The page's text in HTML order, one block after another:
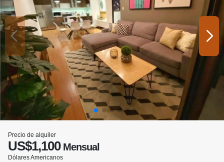
Precio de alquiler
US$1,100Mensual
Dólares Americanos